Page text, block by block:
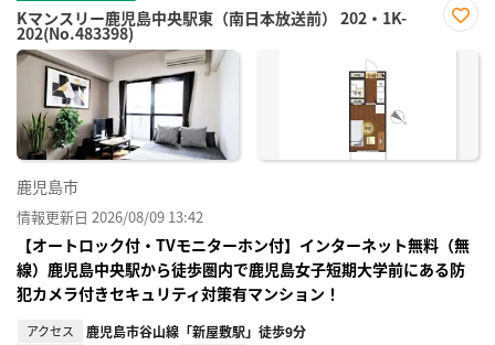
Kマンスリー鹿児島中央駅東（南日本放送前） 202・1K-
202(No.483398)
に入
鹿児島市
情報更新日 2026/08/09 13:42
【オートロック付・TVモニターホン付】インターネット無料（無
線）鹿児島中央駅から徒歩圏内で鹿児島女子短期大学前にある防
犯カメラ付きセキュリティ対策有マンション！
アクセス 鹿児島市谷山線「新屋敷駅」徒歩9分